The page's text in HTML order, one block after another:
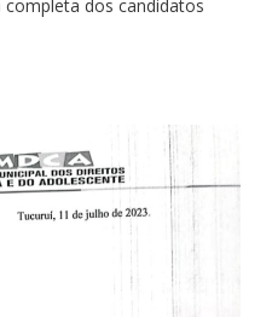
completa dos candidatos